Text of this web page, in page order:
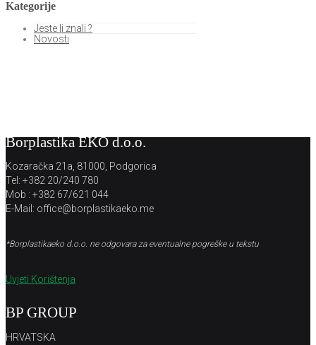
Kategorije
Jeste li znali ?
Novosti
Borplastika EKO d.o.o.
Kozaračka 21a, 81000, Podgorica
Tel: +382 20/240 780
Mob : +382 67/621 044
E-Mail: office@borplastikaeko.me
*Borplastikaeko d.o.o. ne odgovara za eventualne pogreške u tekstu
Uvjeti Korištenja
BP GROUP
HRVATSKA